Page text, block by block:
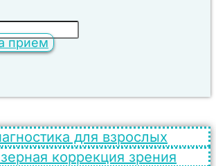
прием
для взрослых
коррекция зрения